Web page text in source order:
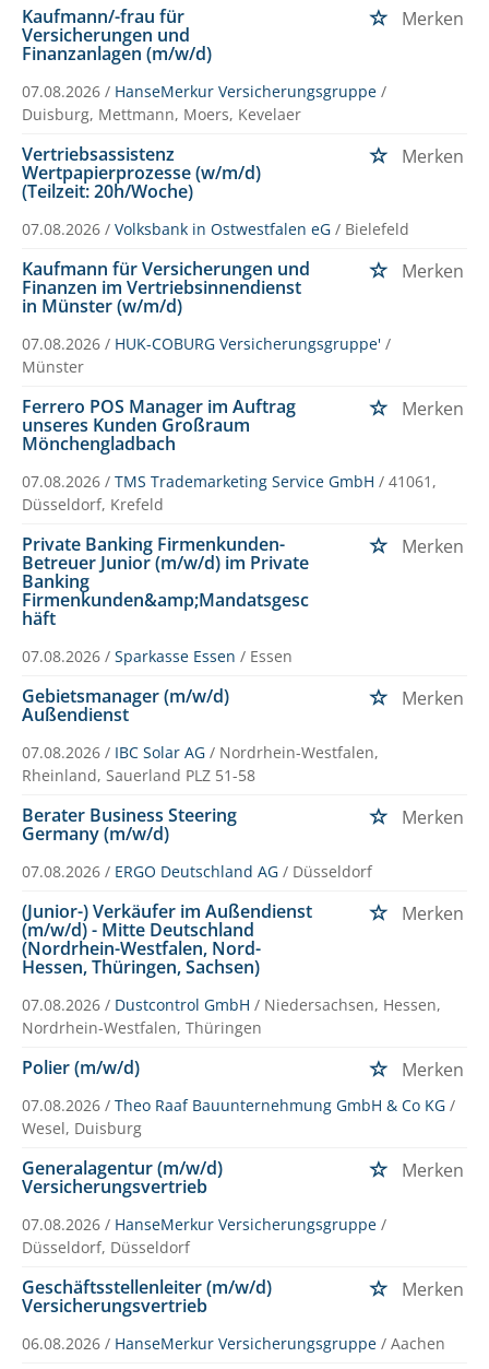
Kaufmann/-frau für
Versicherungen und
Finanzanlagen (m/w/d)
Merken
07.08.2026 / HanseMerkur Versicherungsgruppe /
Duisburg, Mettmann, Moers, Kevelaer
Vertriebsassistenz
Wertpapierprozesse (w/m/d)
(Teilzeit: 20h/Woche)
Merken
07.08.2026 / Volksbank in Ostwestfalen eG / Bielefeld
Kaufmann für Versicherungen und
Finanzen im Vertriebsinnendienst
in Münster (w/m/d)
Merken
07.08.2026 / HUK-COBURG Versicherungsgruppe' /
Münster
Ferrero POS Manager im Auftrag
unseres Kunden Großraum
Mönchengladbach
Merken
07.08.2026 / TMS Trademarketing Service GmbH / 41061,
Düsseldorf, Krefeld
Private Banking Firmenkunden-
Betreuer Junior (m/w/d) im Private
Banking
Firmenkunden&amp;Mandatsgesc
häft
Merken
07.08.2026 / Sparkasse Essen / Essen
Gebietsmanager (m/w/d)
Außendienst
Merken
07.08.2026 / IBC Solar AG / Nordrhein-Westfalen,
Rheinland, Sauerland PLZ 51-58
Berater Business Steering
Germany (m/w/d)
Merken
07.08.2026 / ERGO Deutschland AG / Düsseldorf
(Junior-) Verkäufer im Außendienst
(m/w/d) - Mitte Deutschland
(Nordrhein-Westfalen, Nord-
Hessen, Thüringen, Sachsen)
Merken
07.08.2026 / Dustcontrol GmbH / Niedersachsen, Hessen,
Nordrhein-Westfalen, Thüringen
Polier (m/w/d) Merken
07.08.2026 / Theo Raaf Bauunternehmung GmbH & Co KG /
Wesel, Duisburg
Generalagentur (m/w/d)
Versicherungsvertrieb
Merken
07.08.2026 / HanseMerkur Versicherungsgruppe /
Düsseldorf, Düsseldorf
Geschäftsstellenleiter (m/w/d)
Versicherungsvertrieb
Merken
06.08.2026 / HanseMerkur Versicherungsgruppe / Aachen